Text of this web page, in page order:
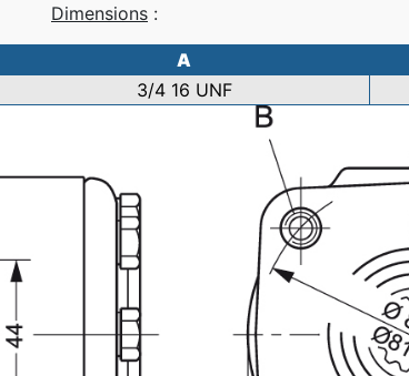
Dimensions :
A
3/4 16 UNF